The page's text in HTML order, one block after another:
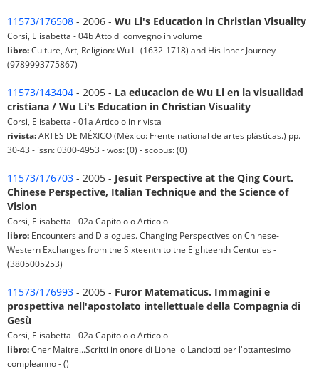
11573/176508 - 2006 - Wu Li's Education in Christian Visuality
Corsi, Elisabetta - 04b Atto di convegno in volume
libro:Culture, Art, Religion: Wu Li (1632-1718) and His Inner Journey -
(9789993775867)
11573/143404 - 2005 - La educacion de Wu Li en la visualidad
cristiana / Wu Li's Education in Christian Visuality
Corsi, Elisabetta - 01a Articolo in rivista
rivista:ARTES DE MÉXICO (México: Frente national de artes plásticas.) pp.
30-43 - issn: 0300-4953 - wos: (0) - scopus: (0)
11573/176703 - 2005 - Jesuit Perspective at the Qing Court.
Chinese Perspective, Italian Technique and the Science of
Vision
Corsi, Elisabetta - 02a Capitolo o Articolo
libro: Encounters and Dialogues. Changing Perspectives on Chinese-
Western Exchanges from the Sixteenth to the Eighteenth Centuries -
(3805005253)
11573/176993 - 2005 - Furor Matematicus. Immagini e
prospettiva nell'apostolato intellettuale della Compagnia di
Gesù
Corsi, Elisabetta - 02a Capitolo o Articolo
libro:Cher Maitre...Scritti in onore di Lionello Lanciotti per l'ottantesimo
compleanno - ()